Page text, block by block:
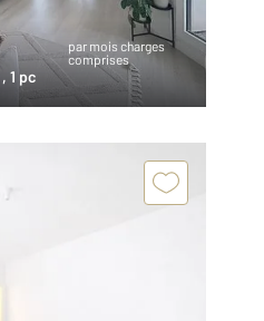
par mois charges
comprises
, 1 pc